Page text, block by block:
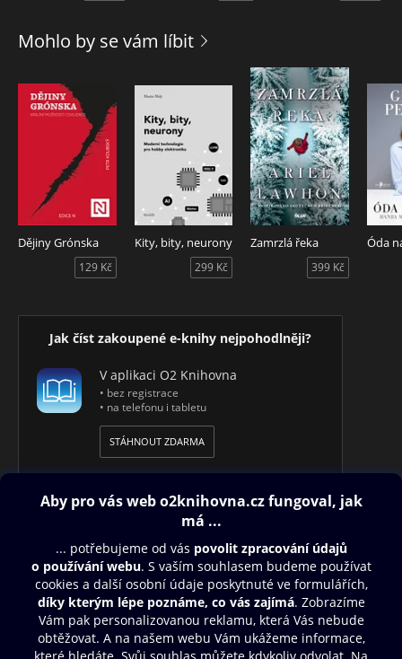
Mohlo by se vám líbit
Dějiny Grónska
129 Kč
Kity, bity, neurony
299 Kč
Zamrzlá řeka
399 Kč
Óda
Jak číst zakoupené e-knihy nejpohodlněji?
V aplikaci O2 Knihovna
• bez registrace
• na telefonu i tabletu
STÁHNOUT ZDARMA
Obsah ke stažení
Moje O2 Knihovna
Další zábava